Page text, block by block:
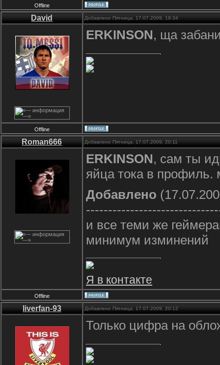
Offline
David Добавлено Пятница, 17.07.2009, 19:34
ERKINSON, ща
Offline
Roman666 Добавлено Пятница, 17.07.2009, 20:11
ERKINSON, сам ты
яйца тока в профиль.
Добавлено
и все теми же
минимум изминений
Я в контакте
Offline
liverfan-93 Добавлено Пятница, 17.07.2009, 20:12
Только цифра на